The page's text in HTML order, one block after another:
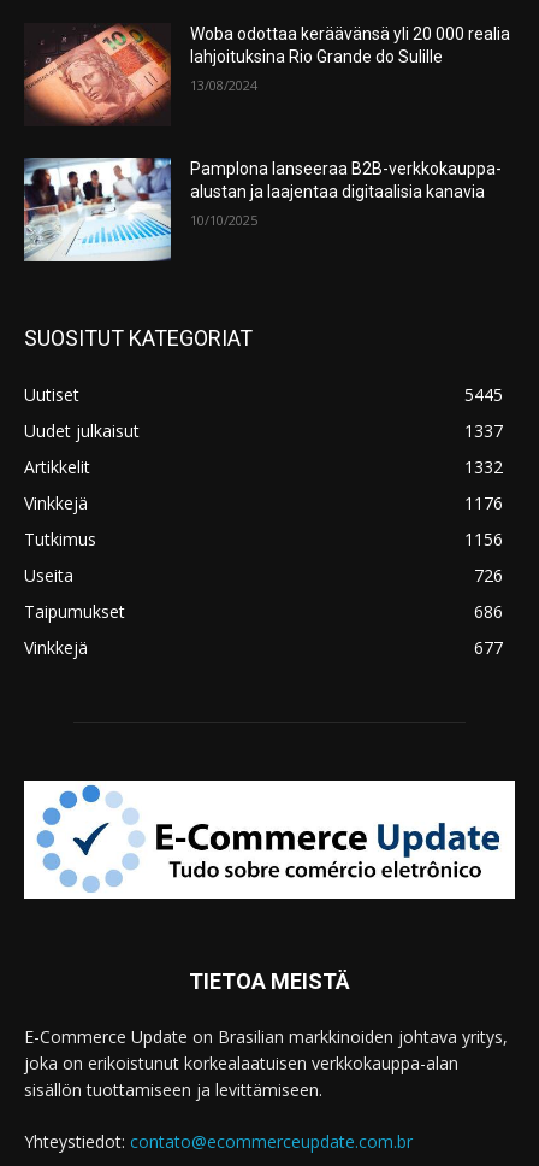
Woba odottaa keräävänsä yli 20 000 realia
lahjoituksina Rio Grande do Sulille
13/08/2024
Pamplona lanseeraa B2B-verkkokauppa-
alustan ja laajentaa digitaalisia kanavia
10/10/2025
SUOSITUT KATEGORIAT
Uutiset
5445
Uudet julkaisut
1337
Artikkelit
1332
Vinkkejä
1176
Tutkimus
1156
Useita
726
Taipumukset
686
Vinkkejä
677
TIETOA MEISTÄ
E-Commerce Update on Brasilian markkinoiden johtava yritys,
joka on erikoistunut korkealaatuisen verkkokauppa-alan
sisällön tuottamiseen ja levittämiseen.
Yhteystiedot: contato@ecommerceupdate.com.br